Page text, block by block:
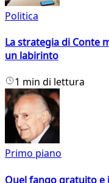
Politica
La strategia di Conte
un labirinto
1 min di lettura
Primo piano
Quel fango gratuito e